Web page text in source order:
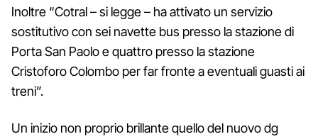
Inoltre “Cotral – si legge – ha attivato un servizio
sostitutivo con sei navette bus presso la stazione di
Porta San Paolo e quattro presso la stazione
Cristoforo Colombo per far fronte a eventuali guasti ai
treni”.
Un inizio non proprio brillante quello del nuovo dg